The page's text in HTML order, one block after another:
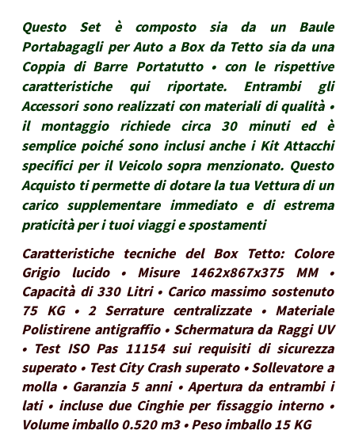
Questo Set è composto sia da un Baule
Portabagagli per Auto a Box da Tetto sia da una
Coppia di Barre Portatutto • con le rispettive
caratteristiche qui riportate. Entrambi gli
Accessori sono realizzati con materiali di qualità •
il montaggio richiede circa 30 minuti ed è
semplice poiché sono inclusi anche i Kit Attacchi
specifici per il Veicolo sopra menzionato. Questo
Acquisto ti permette di dotare la tua Vettura di un
carico supplementare immediato e di estrema
praticità per i tuoi viaggi e spostamenti
Caratteristiche tecniche del Box Tetto: Colore
Grigio lucido • Misure 1462x867x375 MM •
Capacità di 330 Litri • Carico massimo sostenuto
75 KG • 2 Serrature centralizzate • Materiale
Polistirene antigraffio • Schermatura da Raggi UV
• Test ISO Pas 11154 sui requisiti di sicurezza
superato • Test City Crash superato • Sollevatore a
molla • Garanzia 5 anni • Apertura da entrambi i
lati • incluse due Cinghie per fissaggio interno •
Volume imballo 0.520 m3 • Peso imballo 15 KG